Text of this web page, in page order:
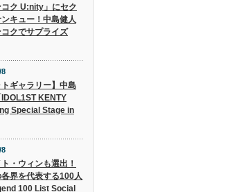
コク U:nity」にセク
キュー！中島健人
クでサプライズ
8
トギャラリー】中島
KENTY
Special Stage in
8
・ウィンも選出！
各界を代表する100人
100 List Social